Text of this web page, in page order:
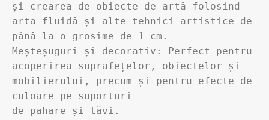
și crearea de obiecte de artă folosind
arta fluidă și alte tehnici artistice de
până la o grosime de 1 cm.
Meșteșuguri și decorativ: Perfect pentru
acoperirea suprafețelor, obiectelor și
mobilierului, precum și pentru efecte de
culoare pe suporturi
de pahare și tăvi.